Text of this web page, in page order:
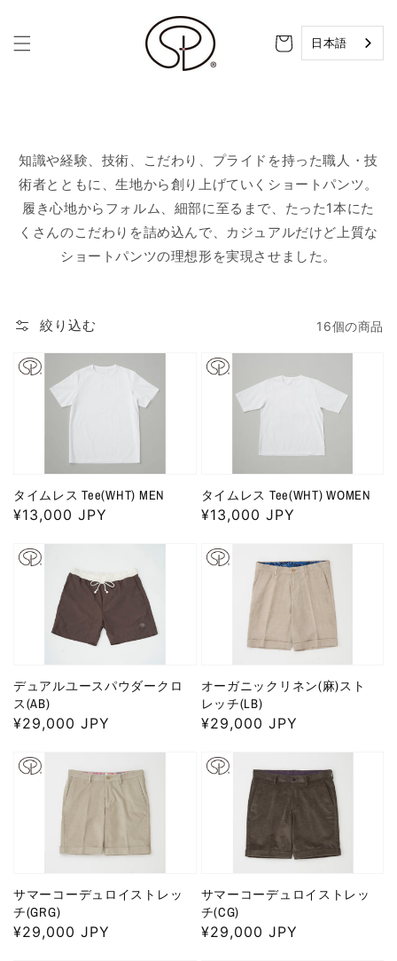
進む
ー
日本語
知識や経験、技術、こだわり、プライドを持った職人・技
術者とともに、生地から創り上げていくショートパンツ。
履き心地からフォルム、細部に至るまで、たった1本にた
くさんのこだわりを詰め込んで、カジュアルだけど上質な
ショートパンツの理想形を実現させました。
絞り込む 16個の商品
タイムレス Tee(WHT) MEN
通
価
¥13,000 JPY
タイムレス Tee(WHT) WOMEN
通
価
¥13,000 JPY
デュアルユースパウダークロ
ス(AB)
通
価
¥29,000 JPY
オーガニックリネン(麻)スト
レッチ(LB)
通
価
¥29,000 JPY
サマーコーデュロイストレッ
チ(GRG)
通
¥29,000 JPY
サマーコーデュロイストレッ
チ(CG)
通
¥29,000 JPY